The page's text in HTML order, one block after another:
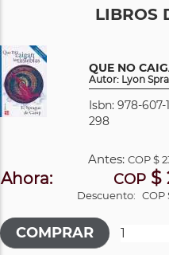
LIBROS
QUE NO
Autor: Lyon
Isbn: 978-
298
Antes: COP$
Ahora: COP$
Descuento: COP